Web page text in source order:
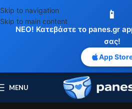
📱
ΝΕΟ! Κατεβάστε το panes.gr
σας!
App
Skip to navigation
Skip to main content
MENU